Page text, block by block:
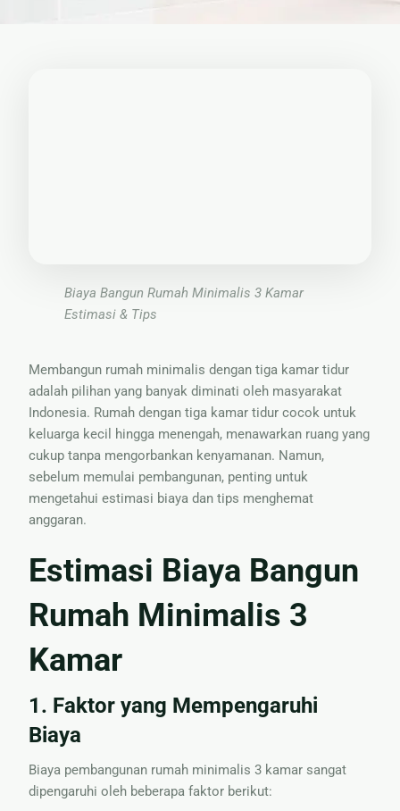
🔤 Huruf
Timbul
Box
🏷 Papan
Nama
Biaya Bangun Rumah Minimalis 3 Kamar
Estimasi & Tips
Membangun rumah minimalis dengan tiga kamar tidur
adalah pilihan yang banyak diminati oleh masyarakat
Indonesia. Rumah dengan tiga kamar tidur cocok untuk
keluarga kecil hingga menengah, menawarkan ruang yang
cukup tanpa mengorbankan kenyamanan. Namun,
sebelum memulai pembangunan, penting untuk
mengetahui estimasi biaya dan tips menghemat
anggaran.
Estimasi Biaya Bangun
Rumah Minimalis 3
Kamar
1. Faktor yang Mempengaruhi
Biaya
Biaya pembangunan rumah minimalis 3 kamar sangat
dipengaruhi oleh beberapa faktor berikut: